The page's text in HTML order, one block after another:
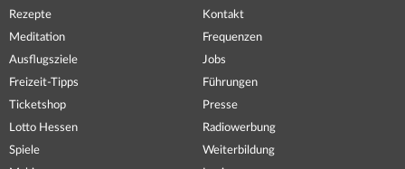
Rezepte
Meditation
Ausflugsziele
Freizeit-Tipps
Ticketshop
Lotto Hessen
Spiele
Kontakt
Frequenzen
Jobs
Führungen
Presse
Radiowerbung
Weiterbildung